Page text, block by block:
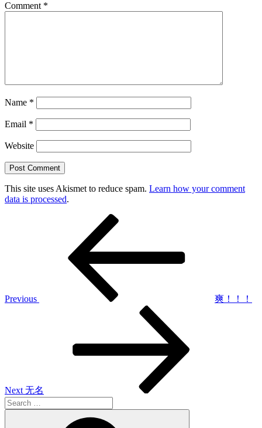
Comment *
Name *
Email *
Website
This site uses Akismet to reduce spam. Learn how your comment
data is processed.
Previous
爽！！！
Next 无名
Search
for: